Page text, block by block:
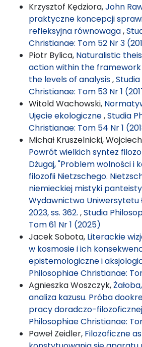
Krzysztof Kędziora,John
praktyczne koncepcji
refleksyjna równowaga,
Christianae: Tom 52 Nr 3
Piotr Bylica, Naturalistic
action within the
the levels of analysis,
Christianae: Tom 53 Nr 1
Witold Wachowski,
Ujęcie ekologiczne,Studia
Christianae: Tom 54 Nr 1
Michał Kruszelnicki,
Powrót wielkich syntez
Dżugaj, "Problem wolności i
filozofii Nietzschego.
niemieckiej mistyki
Wydawnictwo Uniwersytetu
2023, ss. 362. ,Studia
Tom 61 Nr 1 (2025)
Jacek Sobota, Literackie
w kosmosie i ich
epistemologiczne i
Philosophiae Christianae:
Agnieszka Woszczyk,
analiza kazusu. Próba
pracy doradczo-filozoficznej
Philosophiae Christianae:
Paweł Zeidler, Filozoficzne